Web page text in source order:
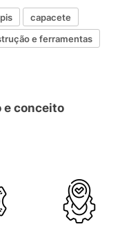
capacete
e ferramentas
e conceito